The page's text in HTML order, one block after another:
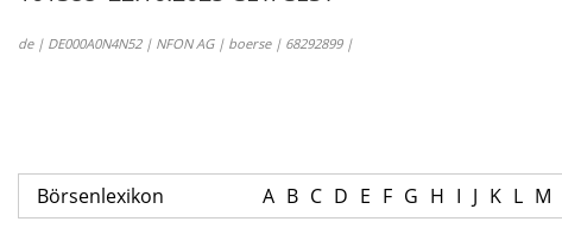
de | DE000A0N4N52 | NFON AG | boerse | 68292899 |
Börsenlexikon A B C D E F G H I J K L M